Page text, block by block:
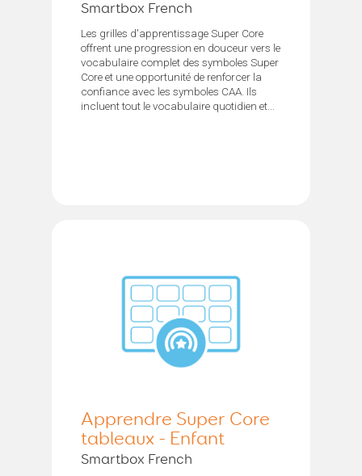
Smartbox French
Les grilles d'apprentissage Super Core
offrent une progression en douceur vers le
vocabulaire complet des symboles Super
Core et une opportunité de renforcer la
confiance avec les symboles CAA. Ils
incluent tout le vocabulaire quotidien et...
Apprendre Super Core
tableaux - Enfant
Smartbox French